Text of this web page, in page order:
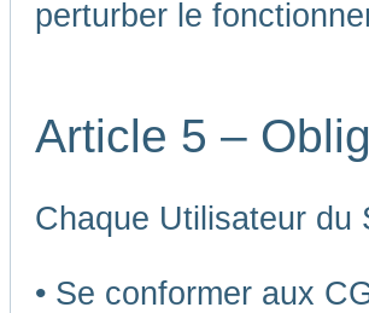
perturber le
Article 5 –
Chaque Utilisateur du
• Se conformer aux